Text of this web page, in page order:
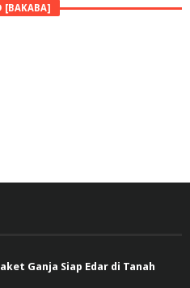
[BAKABA]
Ganja Siap Edar di Tanah